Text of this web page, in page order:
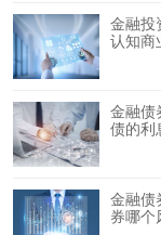
金融投
认知商
金融债
债的利
金融债
券哪个